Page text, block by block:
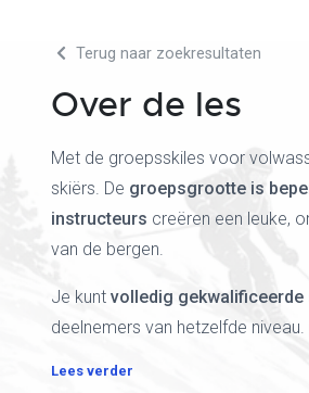
Terug naar zoekresultaten
Over de les
Met de groepsskiles voor
skiërs. De groepsgrootte is
instructeurs creëren een leuke,
van de bergen.
Je kunt volledig
deelnemers van hetzelfde niveau.
Lees verder